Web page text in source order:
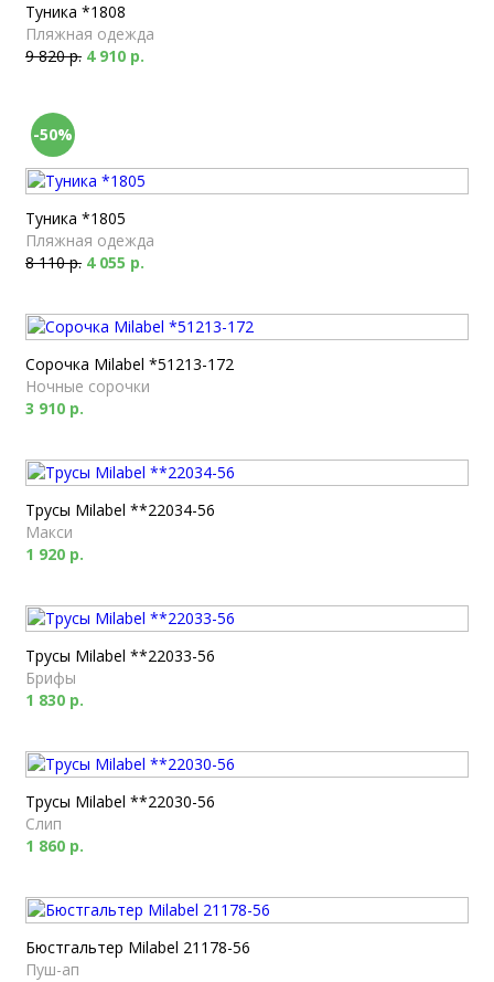
Туника *1808
Пляжная одежда
9 820 р. 4 910 р.
-50%
Туника *1805
Пляжная одежда
8 110 р. 4 055 р.
Сорочка Milabel *51213-172
Ночные сорочки
3 910 р.
Трусы Milabel **22034-56
Макси
1 920 р.
Трусы Milabel **22033-56
Брифы
1 830 р.
Трусы Milabel **22030-56
Слип
1 860 р.
Бюстгальтер Milabel 21178-56
Пуш-ап